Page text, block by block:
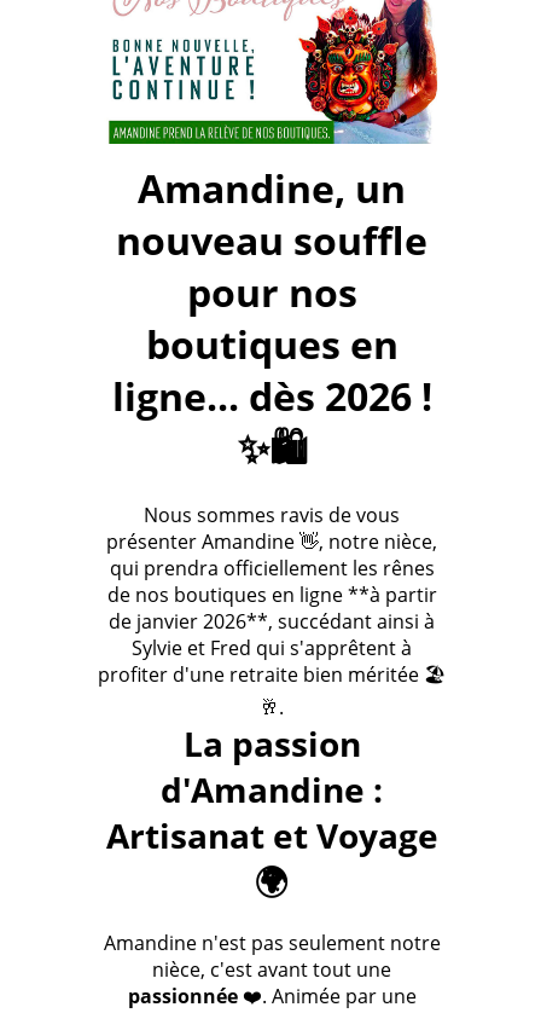
Amandine, un
nouveau souffle
pour nos
boutiques en
ligne... dès 2026 !
✨🛍️
Nous sommes ravis de vous
présenter Amandine 👋, notre nièce,
qui prendra officiellement les rênes
de nos boutiques en ligne **à partir
de janvier 2026**, succédant ainsi à
Sylvie et Fred qui s'apprêtent à
profiter d'une retraite bien méritée 🏖️
🥂.
La passion
d'Amandine :
Artisanat et Voyage
🌍
Amandine n'est pas seulement notre
nièce, c'est avant tout une
passionnée❤️. Animée par une